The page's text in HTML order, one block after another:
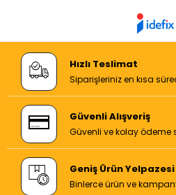
Hızlı Teslimat
Siparişleriniz en kısa
Güvenli Alışveriş
Güvenli ve kolay ödeme
Geniş Ürün Yelpazesi
Binlerce ürün ve